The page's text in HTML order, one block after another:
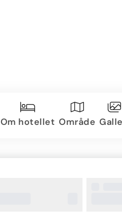
Om hotellet Område